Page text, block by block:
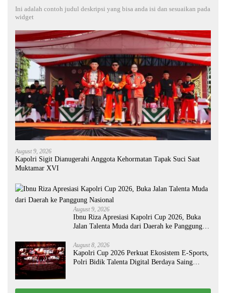
Ini adalah contoh judul deskripsi yang bisa anda isi dan sesuaikan pada
widget
August 9, 2026
Kapolri Sigit Dianugerahi Anggota Kehormatan Tapak Suci Saat
Muktamar XVI
August 9, 2026
Ibnu Riza Apresiasi Kapolri Cup 2026, Buka
Jalan Talenta Muda dari Daerah ke Panggung
August 8, 2026
Kapolri Cup 2026 Perkuat Ekosistem E-Sports,
Polri Bidik Talenta Digital Berdaya Saing